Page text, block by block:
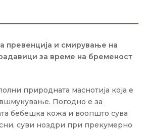
превенција и смирување на
за време на бременост
природната маснотија која е
Погодно е за
бебешка кожа и воопшто сува
суви ноздри при прекумерно